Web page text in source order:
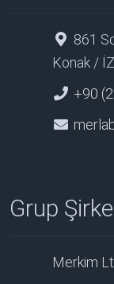
861
Konak /
+90
Grup
Merkim